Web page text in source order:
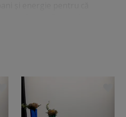
geam, cu efect de oglindă
raze UV reduce costurile
oglindă, asigură intimitate pe
se creează în lumina
mai puternic, cu atât va fi
oglindă. Aceeaşi folie poate